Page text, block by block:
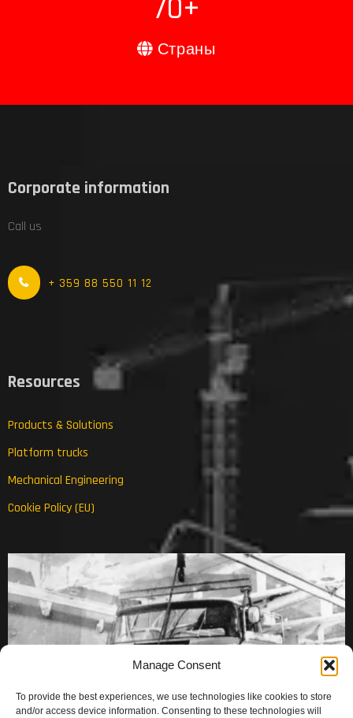
Manage Consent
To provide the best experiences, we use technologies like cookies to store
and/or access device information. Consenting to these technologies will
70+
Страны
Corporate information
Call us
+ 359 88 550 11 12
Resources
Products & Solutions
Platform trucks
Mechanical Engineering
Cookie Policy (EU)